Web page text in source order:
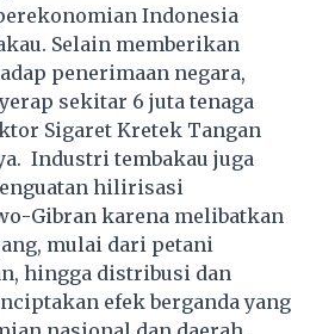
Indonesia
Selain memberikan
penerimaan negara,
sekitar 6 juta tenaga
Sigaret Kretek Tangan
Industri tembakau juga
hilirisasi
Gibran karena melibatkan
mulai dari petani
hingga distribusi dan
efek berganda yang